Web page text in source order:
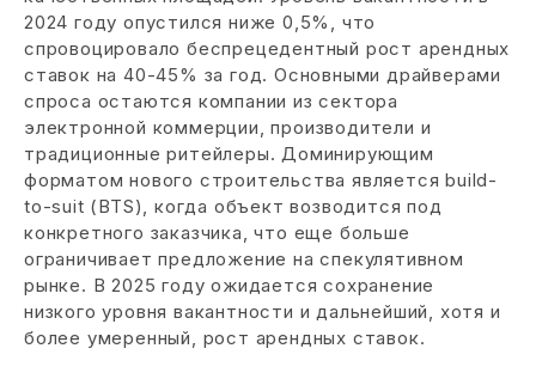
2024 году опустился ниже 0,5%, что
спровоцировало беспрецедентный рост арендных
ставок на 40-45% за год. Основными драйверами
спроса остаются компании из сектора
электронной коммерции, производители и
традиционные ритейлеры. Доминирующим
форматом нового строительства является build-
to-suit (BTS), когда объект возводится под
конкретного заказчика, что еще больше
ограничивает предложение на спекулятивном
рынке. В 2025 году ожидается сохранение
низкого уровня вакантности и дальнейший, хотя и
более умеренный, рост арендных ставок.